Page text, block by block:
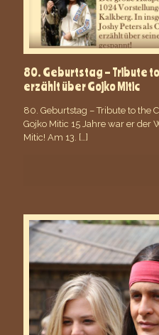
80. Geburtstag – Tribute
erzählt über Gojko Mitic
80. Geburtstag – Tribute to the
Gojko Mitic 15 Jahre war er der
Mitic! Am 13. […]